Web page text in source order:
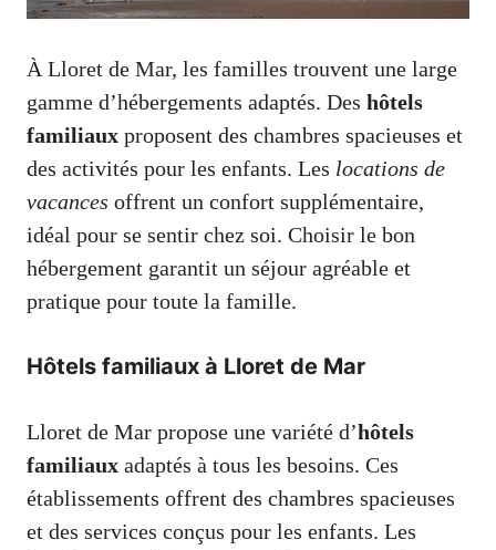
À Lloret de Mar, les familles trouvent une large
gamme d’hébergements adaptés. Des hôtels
familiaux proposent des chambres spacieuses et
des activités pour les enfants. Les locations de
vacances offrent un confort supplémentaire,
idéal pour se sentir chez soi. Choisir le bon
hébergement garantit un séjour agréable et
pratique pour toute la famille.
Hôtels familiaux à Lloret de Mar
Lloret de Mar propose une variété d’hôtels
familiaux adaptés à tous les besoins. Ces
établissements offrent des chambres spacieuses
et des services conçus pour les enfants. Les